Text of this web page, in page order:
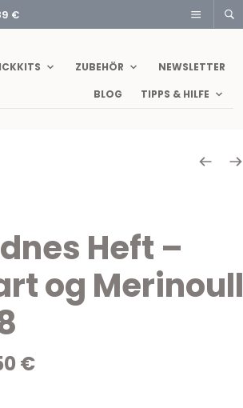
€
ZUBEHÖR
NEWSLETTER
BLOG
TIPPS & HILFE
Heft –
og Merinoull
€